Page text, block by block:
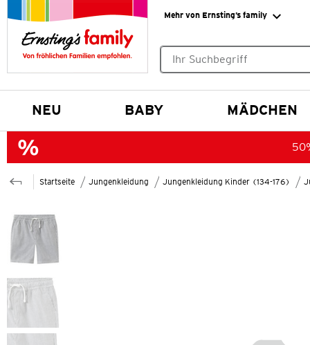
Mehr von Ernsting’s family
NEU BABY MÄDCHEN
Startseite Jungenkleidung Jungenkleidung Kinder (134-176)